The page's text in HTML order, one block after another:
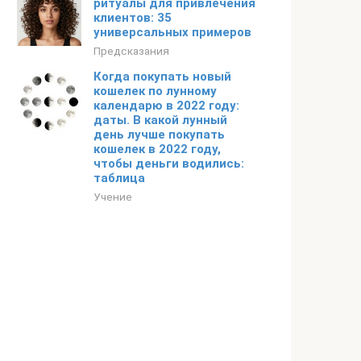
ритуалы для привлечения
клиентов: 35
универсальных примеров
Предсказания
Когда покупать новый
кошелек по лунному
календарю в 2022 году:
даты. В какой лунный
день лучше покупать
кошелек в 2022 году,
чтобы деньги водились:
таблица
Учение